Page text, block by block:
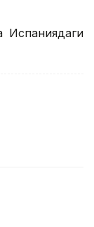
Испаниядаги